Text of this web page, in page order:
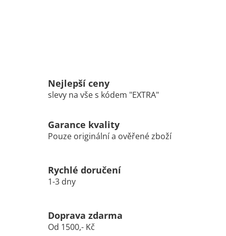
Nejlepší ceny
slevy na vše s kódem "EXTRA"
Garance kvality
Pouze originální a ověřené zboží
Rychlé doručení
1-3 dny
Doprava zdarma
Od 1500,- Kč